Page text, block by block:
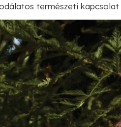
természeti kapcsolat